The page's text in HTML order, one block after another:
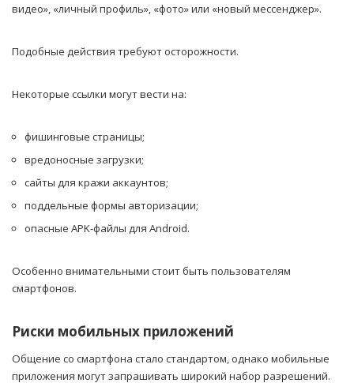
видео», «личный профиль», «фото» или «новый мессенджер».
Подобные действия требуют осторожности.
Некоторые ссылки могут вести на:
фишинговые страницы;
вредоносные загрузки;
сайты для кражи аккаунтов;
поддельные формы авторизации;
опасные APK-файлы для Android.
Особенно внимательными стоит быть пользователям
смартфонов.
Риски мобильных приложений
Общение со смартфона стало стандартом, однако мобильные
приложения могут запрашивать широкий набор разрешений.